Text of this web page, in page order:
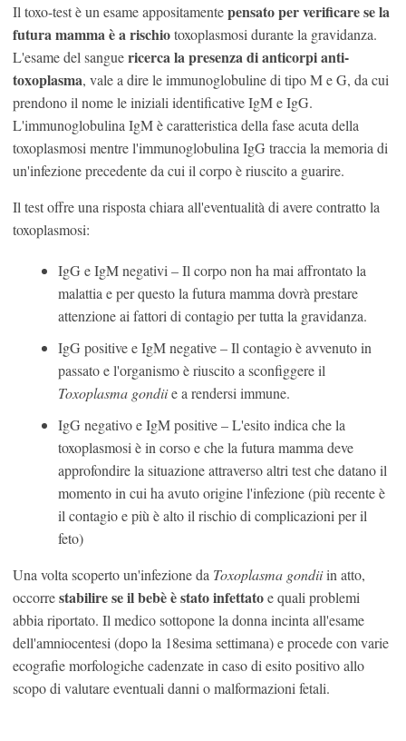
Il toxo-test è un esame appositamentepensato per verificare se la
futura mamma è a rischiotoxoplasmosi durante la gravidanza.
L'esame del sanguericerca la presenza di anticorpi anti-
toxoplasma, vale a dire le immunoglobuline di tipo M e G, da cui
prendono il nome le iniziali identificative IgM e IgG.
L'immunoglobulina IgM è caratteristica della fase acuta della
toxoplasmosi mentre l'immunoglobulina IgG traccia la memoria di
un'infezione precedente da cui il corpo è riuscito a guarire.
Il test offre una risposta chiara all'eventualità di avere contratto la
toxoplasmosi:
IgG e IgM negativi – Il corpo non ha mai affrontato la
malattia e per questo la futura mamma dovrà prestare
attenzione ai fattori di contagio per tutta la gravidanza.
IgG positive e IgM negative – Il contagio è avvenuto in
passato e l'organismo è riuscito a sconfiggere il
Toxoplasma gondiie a rendersi immune.
IgG negativo e IgM positive – L'esito indica che la
toxoplasmosi è in corso e che la futura mamma deve
approfondire la situazione attraverso altri test che datano il
momento in cui ha avuto origine l'infezione (più recente è
il contagio e più è alto il rischio di complicazioni per il
feto)
Una volta scoperto un'infezione da Toxoplasma gondiiin atto,
occorrestabilire se il bebè è stato infettatoe quali problemi
abbia riportato. Il medico sottopone la donna incinta all'esame
dell'amniocentesi (dopo la 18esima settimana) e procede con varie
ecografie morfologiche cadenzate in caso di esito positivo allo
scopo di valutare eventuali danni o malformazioni fetali.